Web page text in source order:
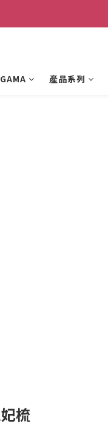
GAMA 產品系列
梳